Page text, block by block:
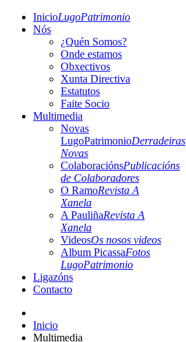
InicioLugoPatrimonio
Nós
¿Quén Somos?
Onde estamos
Obxectivos
Xunta Directiva
Estatutos
Faite Socio
Multimedia
Novas
LugoPatrimonioDerradeiras
Novas
ColaboraciónsPublicacións
de Colaboradores
O RamoRevista A
Xanela
A PauliñaRevista A
Xanela
VideosOs nosos videos
Album PicassaFotos
LugoPatrimonio
Ligazóns
Contacto
Inicio
Multimedia